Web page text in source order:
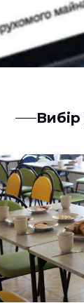
Вибір